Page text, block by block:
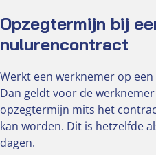
Opzegtermijn bij
nulurencontract
Werkt een werknemer op
Dan geldt voor de
opzegtermijn mits het
kan worden. Dit is hetzelfde
dagen.